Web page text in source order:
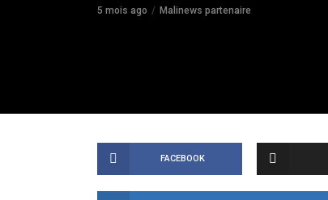
5 mois ago Malinews partenaire
FACEBOOK